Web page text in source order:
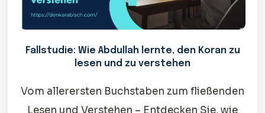
Fallstudie: Wie Abdullah lernte, den Koran zu
lesen und zu verstehen
Vom allerersten Buchstaben zum fließenden
Lesen und Verstehen – Entdecken Sie, wie